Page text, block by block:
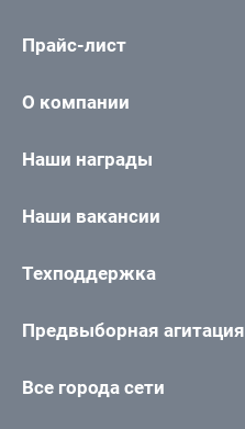
Прайс-лист
О компании
Наши награды
Наши вакансии
Техподдержка
Предвыборная агитация
Все города сети